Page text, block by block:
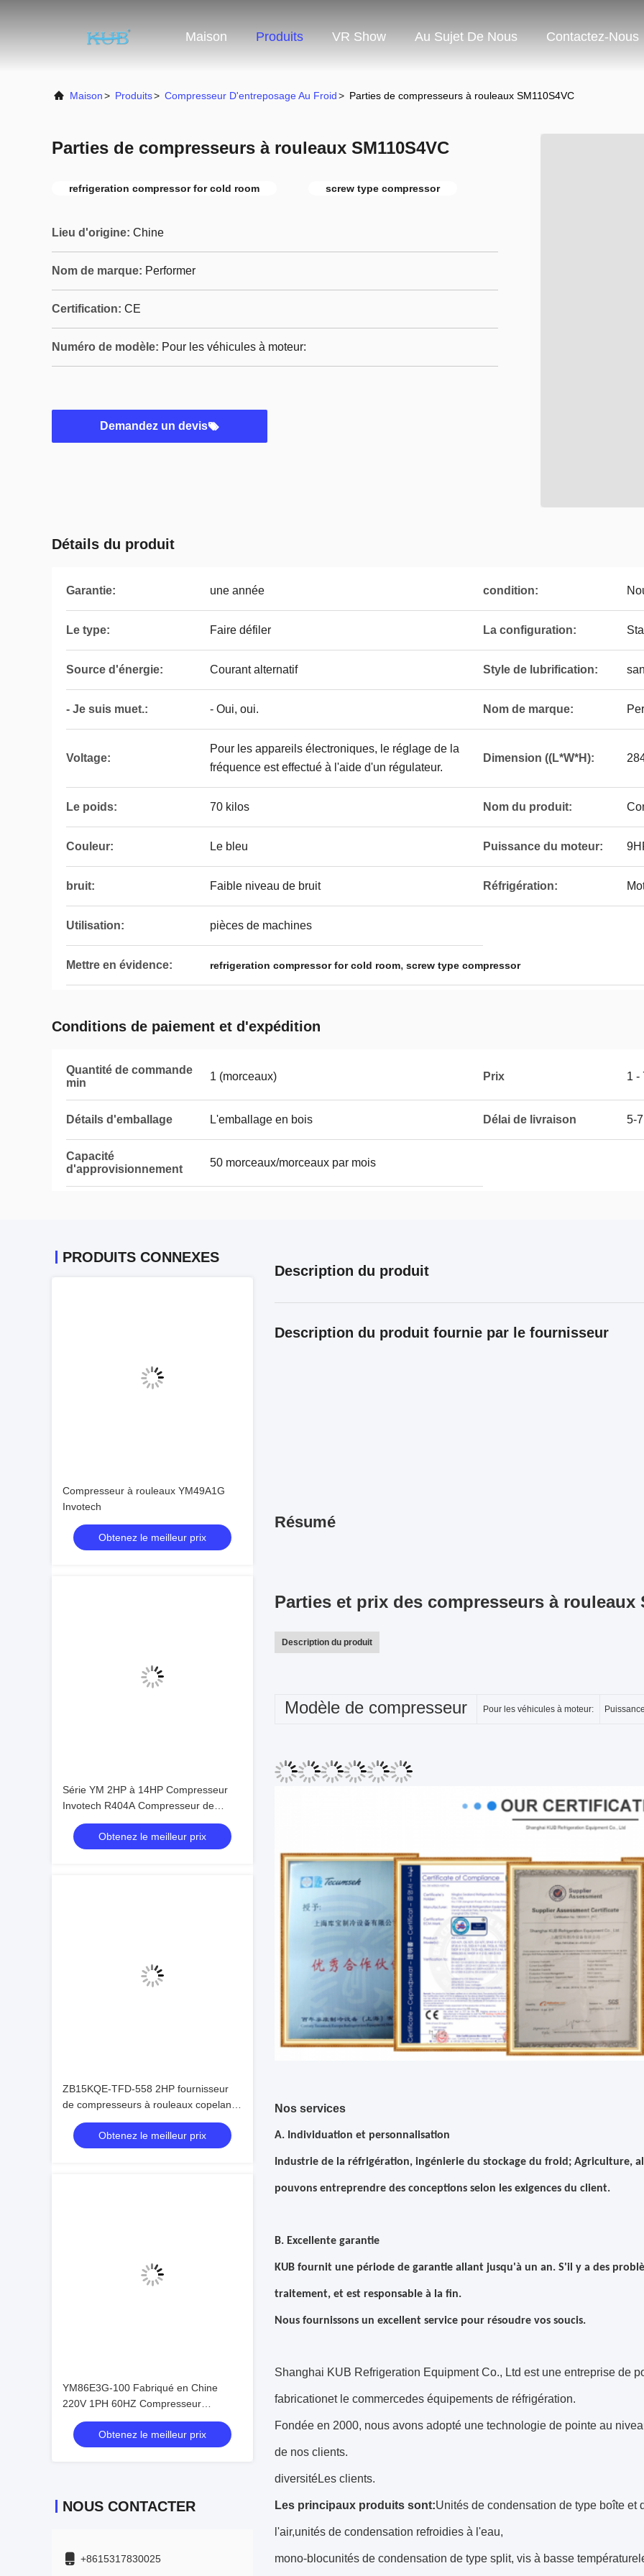
Maison Produits VR Show Au Sujet De Nous Contactez-Nous
Maison> Produits> Compresseur D'entreposage Au Froid> Parties de compresseurs à rouleaux SM110S4VC
Parties de compresseurs à rouleaux SM110S4VC
refrigeration compressor for cold room screw type compressor
Lieu d'origine: Chine
Nom de marque: Performer
Certification: CE
Numéro de modèle: Pour les véhicules à moteur:
Demandez un devis
Détails du produit
Garantie: une année condition:
Le type: Faire défiler La configuration:
Source d'énergie: Courant alternatif Style de lubrification:
- Je suis muet.: - Oui, oui. Nom de marque:
Voltage:
Pour les appareils électroniques, le réglage de la
fréquence est effectué à l'aide d'un régulateur.
Dimension ((L*W*H):
Le poids: 70 kilos Nom du produit:
Couleur: Le bleu Puissance du moteur:
bruit: Faible niveau de bruit Réfrigération:
Utilisation: pièces de machines
Mettre en évidence: refrigeration compressor for cold room, screw type compressor
Conditions de paiement et d'expédition
Quantité de commande
min
1 (morceaux) Prix 1 -
Détails d'emballage L'emballage en bois Délai de livraison 5-
Capacité
d'approvisionnement
50 morceaux/morceaux par mois
PRODUITS CONNEXES
Compresseur à rouleaux YM49A1G
Invotech
Obtenez le meilleur prix
Série YM 2HP à 14HP Compresseur
Invotech R404A Compresseur de
réfrigération par roulement
Obtenez le meilleur prix
ZB15KQE-TFD-558 2HP fournisseur
de compresseurs à rouleaux copeland
à vendre
Obtenez le meilleur prix
YM86E3G-100 Fabriqué en Chine
220V 1PH 60HZ Compresseur
Invotech Compresseur de réfrigération
5HP Compresseur Prix
Obtenez le meilleur prix
NOUS CONTACTER
+8615317830025
Description du produit
Description du produit fournie par le fournisseur
Résumé
Parties et prix des compresseurs à rouleaux
Description du produit
Modèle de compresseur Pour les véhicules à moteur:
Nos services
A. Individuation et personnalisation
Industrie de la réfrigération, ingénierie du stockage du froid; Agriculture,
pouvons entreprendre des conceptions selon les exigences du client.
B. Excellente garantie
KUB fournit une période de garantie allant jusqu'à un an. S'il y a des
traitement, et est responsable à la fin.
Nous fournissons un excellent service pour résoudre vos soucis.
Shanghai KUB Refrigeration Equipment Co., Ltd est une entreprise de
fabricationet le commercedes équipements de réfrigération.
Fondée en 2000, nous avons adopté une technologie de pointe au
de nos clients.
diversitéLes clients.
Les principaux produits sont:Unités de condensation de type boîte et
l'air,unités de condensation refroidies à l'eau,
mono-blocunités de condensation de type split, vis à basse température